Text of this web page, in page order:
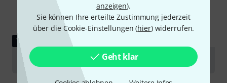
anzeigen).
Sie können Ihre erteilte Zustimmung jederzeit
über die Cookie-Einstellungen (hier) widerrufen.
Geht klar
TESTBERICHT
Evans Calftone ‘56 Snare- und Tom-Felle